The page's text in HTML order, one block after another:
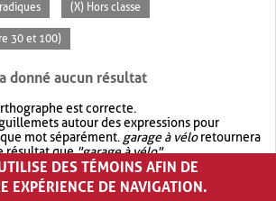
(X) Hors classe
30 et 100)
donné aucun résultat
est correcte.
autour des expressions pour
mot séparément. garage à véloretournera
résultat que"garage à vélo".
votre recherche avec OR.garage OR vélo
plus de résultat quegarage à vélo
DES TÉMOINS AFIN DE
EXPÉRIENCE DE NAVIGATION.